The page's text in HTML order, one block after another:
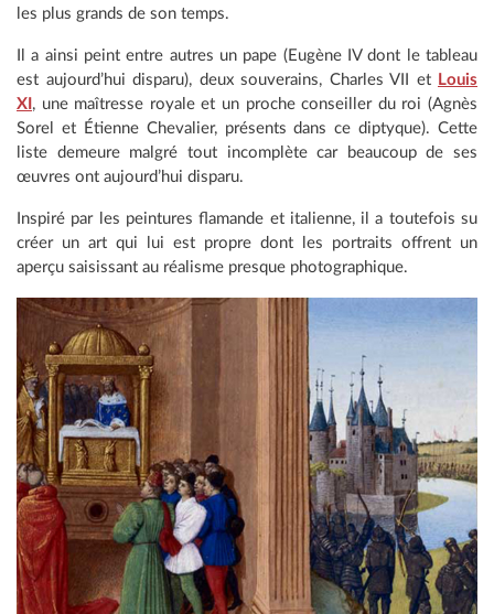
les plus grands de son temps.
Il a ainsi peint entre autres un pape (Eugène IV dont le tableau
est aujourd’hui disparu), deux souverains, Charles VII et Louis
XI , une maîtresse royale et un proche conseiller du roi (Agnès
Sorel et Étienne Chevalier, présents dans ce diptyque). Cette
liste demeure malgré tout incomplète car beaucoup de ses
œuvres ont aujourd’hui disparu.
Inspiré par les peintures flamande et italienne, il a toutefois su
créer un art qui lui est propre dont les portraits offrent un
aperçu saisissant au réalisme presque photographique.